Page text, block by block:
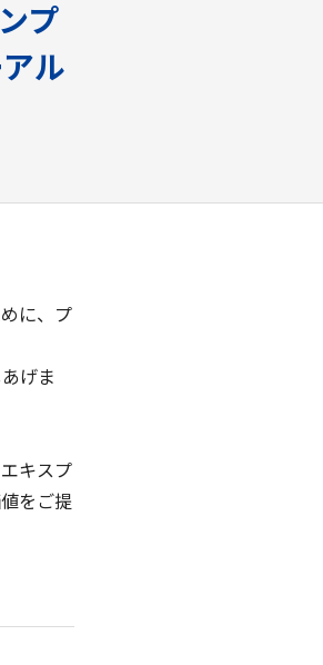
プ
ル
に、プ
げま
キスプ
をご提